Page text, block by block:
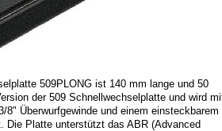
509PLONG ist 140 mm lange und 50
der 509 Schnellwechselplatte und wird
8" Überwurfgewinde und einem einsteckbarem
Die Platte unterstützt das ABR (Advanced